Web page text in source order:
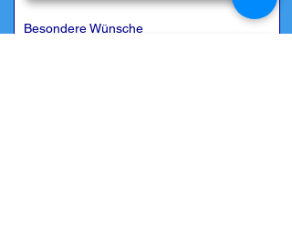
Besondere Wünsche